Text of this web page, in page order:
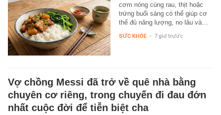
cơm nóng cùng rau, thịt hoặc
trứng buổi sáng có thể giúp cơ
thể đủ năng lượng, no lâu và…
SỨC KHỎE - 7 giờ trước
Vợ chồng Messi đã trở về quê nhà bằng
chuyên cơ riêng, trong chuyến đi đau đớn
nhất cuộc đời để tiễn biệt cha